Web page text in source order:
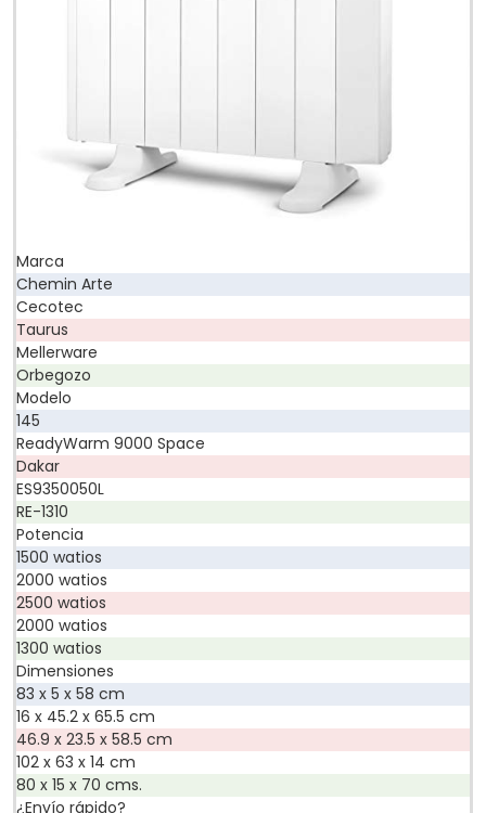
Marca
Chemin Arte
Cecotec
Taurus
Mellerware
Orbegozo
Modelo
145
ReadyWarm 9000 Space
Dakar
ES9350050L
RE-1310
Potencia
1500 watios
2000 watios
2500 watios
2000 watios
1300 watios
Dimensiones
83 x 5 x 58 cm
16 x 45.2 x 65.5 cm
46.9 x 23.5 x 58.5 cm
102 x 63 x 14 cm
80 x 15 x 70 cms.
¿Envío rápido?